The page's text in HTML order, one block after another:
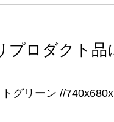
ロダクト品
グリーン //